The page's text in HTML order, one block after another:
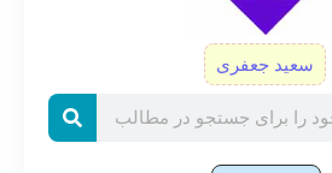
سعید جعفری